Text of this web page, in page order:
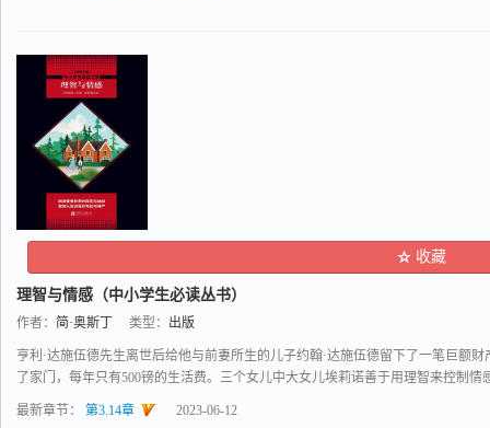
收藏
理智与情感（中小学生必读丛书）
作者： 简·奥斯丁 类型： 出版
亨利·达施伍德先生离世后给他与前妻所生的儿子约翰·达施伍德留下了一笔巨额
了家门，每年只有500镑的生活费。三个女儿中大女儿埃莉诺善于用理智来控制情
最新章节： 第3.14章 2023-06-12